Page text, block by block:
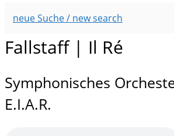
neue Suche / new search
Fallstaff | Il Ré
Symphonisches
E.I.A.R.